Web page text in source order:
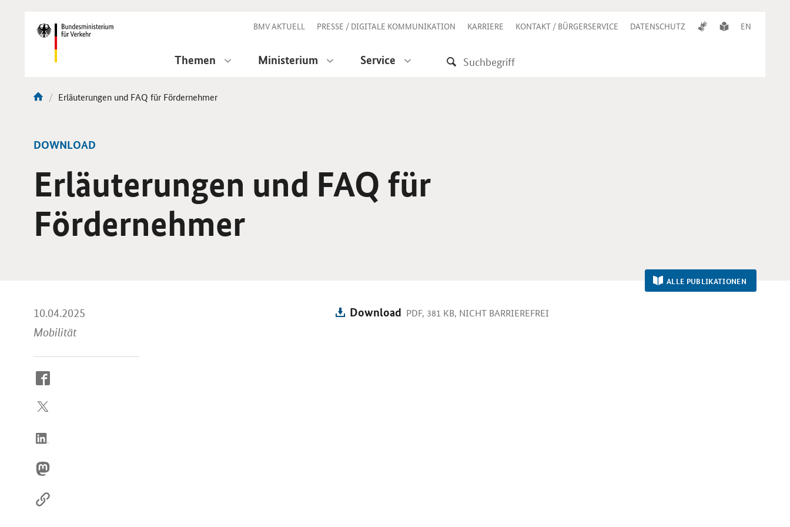
Navigation BMV AKTUELL PRESSE / DIGITALE KOMMUNIKATION KARRIERE KONTAKT / BÜRGERSERVICE DATENSCHUTZ EN
Themen Ministerium Service
Aktuelle
Erläuterungen und FAQ für Fördernehmer
DOWNLOAD
Erläuterungen und FAQ für
Fördernehmer
ALLE PUBLIKATIONEN
10.04.2025
Mobilität
So
Sie
Internet
Download PDF, 381 KB, NICHT BARRIEREFREI